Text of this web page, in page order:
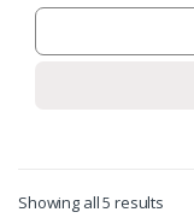
Showing all 5 results